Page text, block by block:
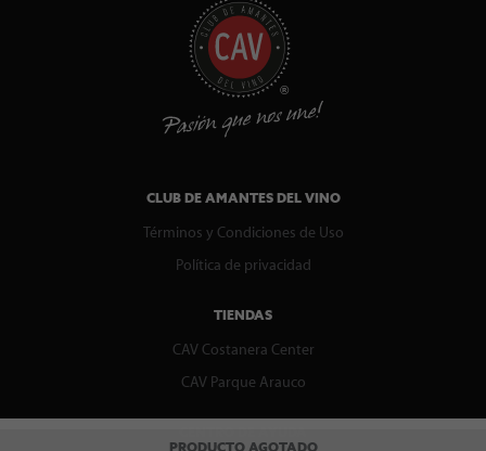
CLUB DE AMANTES DEL VINO
Términos y Condiciones de Uso
Política de privacidad
TIENDAS
CAV Costanera Center
CAV Parque Arauco